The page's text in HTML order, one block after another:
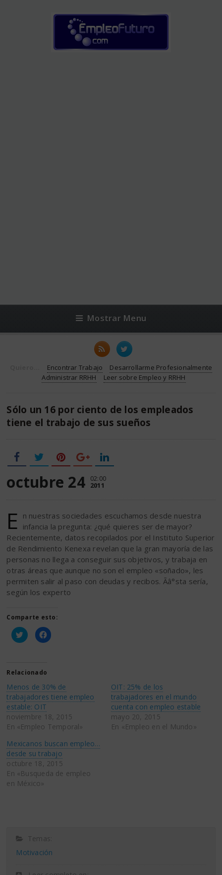
Mostrar Menu
Encontrar Trabajo
Desarrollarme Profesionalmente
Administrar RRHH
Leer sobre Empleo y RRHH
Sólo un 16 por ciento de los empleados
tiene el trabajo de sus sueños
octubre 24 02:00
2011
E n nuestras sociedades escuchamos desde nuestra
infancia la pregunta: ¿qué quieres ser de mayor?
Recientemente, datos recopilados por el Instituto Superior
de Rendimiento Kenexa revelan que la gran mayoría de las
personas no llega a conseguir sus objetivos, y trabaja en
otras áreas que aunque no son el empleo «soñado», les
permiten salir al paso con deudas y recibos. Ãâ°sta sería,
según los experto
Comparte esto:
Haz
clic
(Se
abre
una
ventana
nueva)
Haz
clic
una
ventana
nueva)
Relacionado
Menos de 30% de
trabajadores tiene empleo
estable: OIT
noviembre 18, 2015
En «Empleo Temporal»
OIT: 25% de los
trabajadores en el mundo
cuenta con empleo estable
mayo 20, 2015
En «Empleo en el Mundo»
Mexicanos buscan empleo…
desde su trabajo
octubre 18, 2015
En «Busqueda de empleo
en México»
Temas:
Motivación